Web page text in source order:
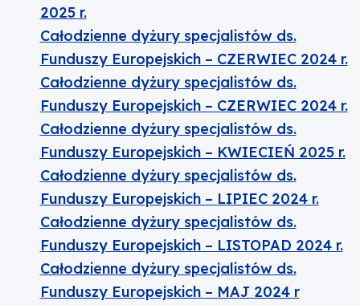
2025 r.
Całodzienne dyżury specjalistów ds.
Funduszy Europejskich – CZERWIEC 2024 r.
Całodzienne dyżury specjalistów ds.
Funduszy Europejskich – CZERWIEC 2024 r.
Całodzienne dyżury specjalistów ds.
Funduszy Europejskich – KWIECIEŃ 2025 r.
Całodzienne dyżury specjalistów ds.
Funduszy Europejskich – LIPIEC 2024 r.
Całodzienne dyżury specjalistów ds.
Funduszy Europejskich – LISTOPAD 2024 r.
Całodzienne dyżury specjalistów ds.
Funduszy Europejskich – MAJ 2024 r